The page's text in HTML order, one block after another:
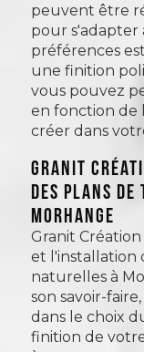
peuvent être
pour s'adapter
préférences
une finition
vous pouvez
en fonction de
créer dans
Granit
des plans
Morhange
Granit
et l'installation
naturelles à
son savoir-
dans le choix
finition de